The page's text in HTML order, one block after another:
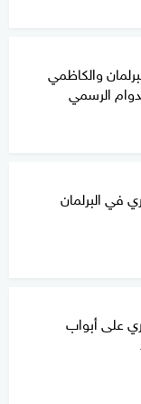
والكاظمي
الرسمي
في البرلمان
على أبواب